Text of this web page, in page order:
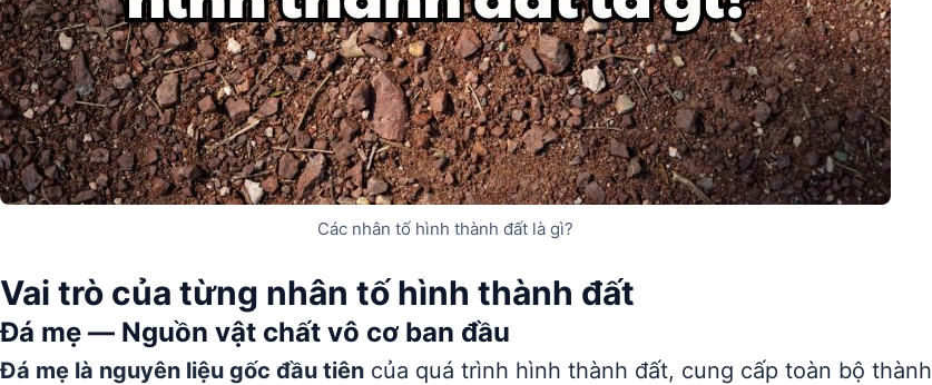
Các nhân tố hình thành đất là gì?
Vai trò của từng nhân tố hình thành đất
Đá mẹ — Nguồn vật chất vô cơ ban đầu
Đá mẹ là nguyên liệu gốc đầu tiên của quá trình hình thành đất, cung cấp toàn bộ thành